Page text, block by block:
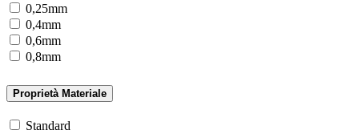
0,25mm
0,4mm
0,6mm
0,8mm
Proprietà Materiale
Standard